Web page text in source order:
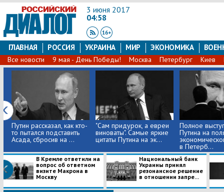
3 июня 2017
04:58
ГЛАВНАЯ РОССИЯ УКРАИНА МИР ЭКОНОМИКА
Все новости 9 мая - День Победы! Москва Петербург Киев
Путин рассказал, как кто-
то пытался подставить
Асада, сбросив на ...
"Сам придурок, а евреи
виноваты". Самые яркие
цитаты Путина на эк...
Полное
Путина на
в Петерб...
В Кремле ответили на
вопрос об ответном
визите Макрона в
Москву
Национальный банк
Украины принял
резонансное решение
в отношении запре...